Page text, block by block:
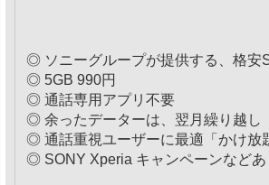
◎ ソニーグループが提供する、格安
◎ 5GB 990円
◎ 通話専用アプリ不要
◎ 余ったデーターは、翌月繰り越し
◎ 通話重視ユーザーに最適「かけ放
◎ SONY Xperia キャンペーンなどあ